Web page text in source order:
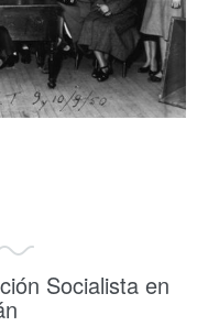
Socialista en